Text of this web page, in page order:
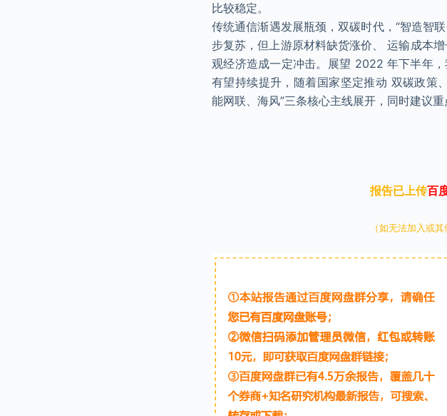
比较稳定。
传统通信渐遇发展瓶颈，双碳时代，“智造智
步复苏，但上游原材料缺货涨价、 运输成本
观经济造成一定冲击。展望 2022 年下半年
有望持续提升，随着国家坚定推动 双碳政策
能网联、海风”三条核心主线展开，同时建议
报告已上传百
（如无法加入或